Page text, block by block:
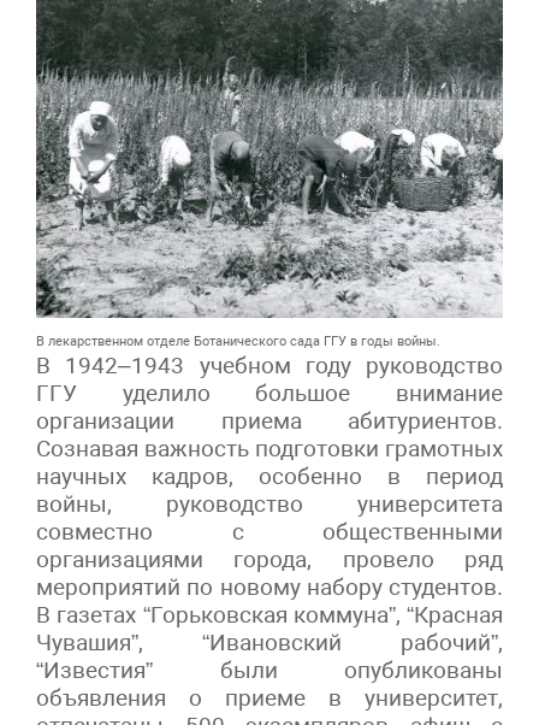
В лекарственном отделе Ботанического сада ГГУ в годы войны.
В 1942–1943 учебном году руководство
ГГУ уделило большое внимание
организации приема абитуриентов.
Сознавая важность подготовки грамотных
научных кадров, особенно в период
войны, руководство университета
совместно с общественными
организациями города, провело ряд
мероприятий по новому набору студентов.
В газетах “Горьковская коммуна”, “Красная
Чувашия”, “Ивановский рабочий”,
“Известия” были опубликованы
объявления о приеме в университет,